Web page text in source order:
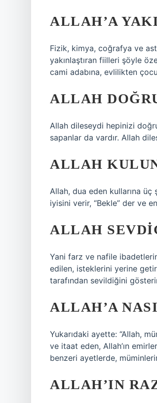
ALLAH’A
Fizik, kimya, coğrafya ve
yakınlaştıran fiilleri şöyle
cami adabına, evlilikten
ALLAH
Allah dileseydi hepinizi
sapanlar da vardır. Allah
ALLAH
Allah, dua eden kullarına üç
iyisini verir, “Bekle” der ve
ALLAH
Yani farz ve nafile
edilen, isteklerini yerine
tarafından sevildiğini
ALLAH’A
Yukarıdaki ayette: “Allah,
ve itaat eden, Allah’ın
benzeri ayetlerde,
ALLAH’IN